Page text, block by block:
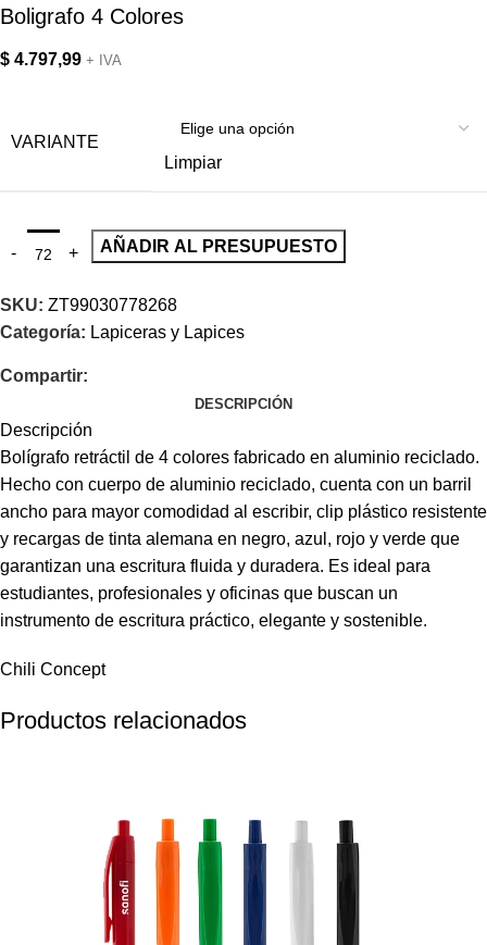
Boligrafo 4 Colores
$ 4.797,99 + IVA
VARIANTE
Limpiar
AÑADIR AL PRESUPUESTO
SKU: ZT99030778268
Categoría: Lapiceras y Lapices
Compartir:
DESCRIPCIÓN
Descripción
Bolígrafo retráctil de 4 colores fabricado en aluminio reciclado.
Hecho con cuerpo de aluminio reciclado, cuenta con un barril
ancho para mayor comodidad al escribir, clip plástico resistente
y recargas de tinta alemana en negro, azul, rojo y verde que
garantizan una escritura fluida y duradera. Es ideal para
estudiantes, profesionales y oficinas que buscan un
instrumento de escritura práctico, elegante y sostenible.
Chili Concept
Productos relacionados